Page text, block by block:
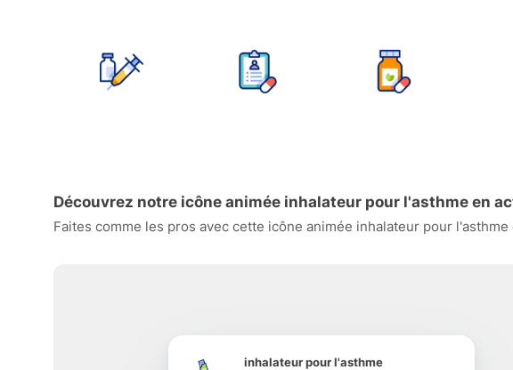
Découvrez notre icône animée inhalateur pour l'asthme en
Faites comme les pros avec cette icône animée inhalateur pour
inhalateur pour l'asthme